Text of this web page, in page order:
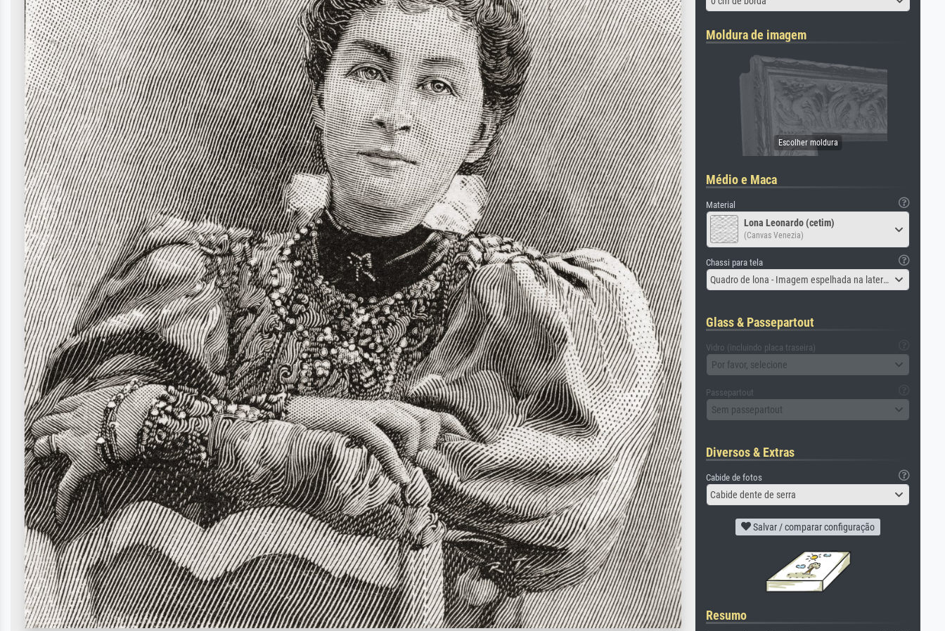
Moldura de imagem
Médio e Maca
Material
Lona Leonardo (cetim)
(Canvas Venezia)
Chassi para tela
Quadro de lona - Imagem espelhada na lateral
Glass & Passepartout
Vidro (incluindo placa traseira)
Por favor, selecione
Passepartout
Sem passepartout
Diversos & Extras
Cabide de fotos
Cabide dente de serra
Salvar / comparar configuração
Resumo